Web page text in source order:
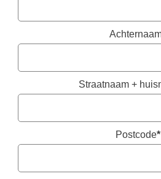
Straatnaam +
Postcode*